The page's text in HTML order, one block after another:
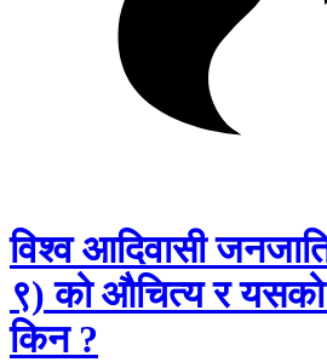
विश्व आदिवासी
९) को औचित्य र यसको
किन ?